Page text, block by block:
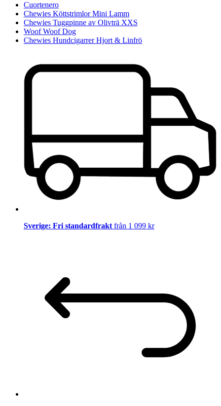
Cuortenero
Chewies Köttstrimlor Mini Lamm
Chewies Tuggpinne av Olivträ XXS
Woof Woof Dog
Chewies Hundcigarrer Hjort & Linfrö
Sverige: Fri standardfrakt från 1 099 kr